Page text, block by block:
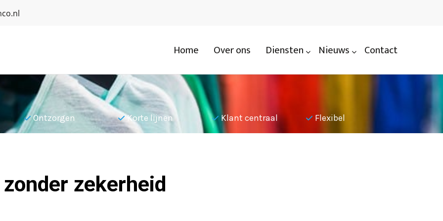
Home Over ons Diensten Nieuws Contact
Ontzorgen Korte lijnen Klant centraal Flexibel
zekerheid